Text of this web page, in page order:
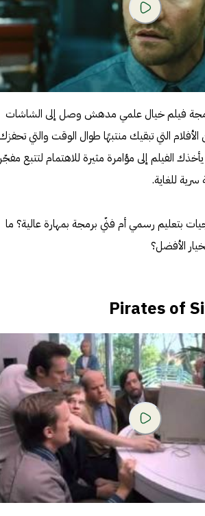
فيلم خيال علمي مدهش وصل إلى الشاشات
وهو من الأفلام التي تبقيك منتبهًا طوال الوقت والتي تحفزك
الفيلم إلى مؤامرة مثيرة للاهتمام لتتبع
للغاية.
بتعليم رسمي أم فنّي برمجة بمهارة عالية؟ ما
الأفضل؟
Pirates of